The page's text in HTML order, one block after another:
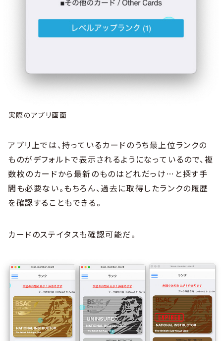
実際のアプリ画面
アプリ上では、持っているカードのうち最上位ランクの
ものがデフォルトで表示されるようになっているので、複
数枚のカードから最新のものはどれだっけ…と探す手
間も必要ない。もちろん、過去に取得したランクの履歴
を確認することもできる。
カードのステイタスも確認可能だ。